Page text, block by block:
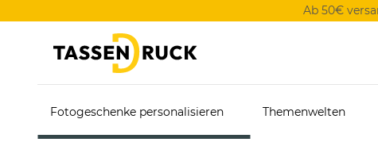
Ab 50€
Fotogeschenke personalisieren Themenwelten